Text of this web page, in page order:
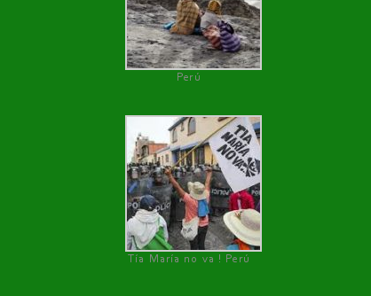
Perú
Tía María no va ! Perú